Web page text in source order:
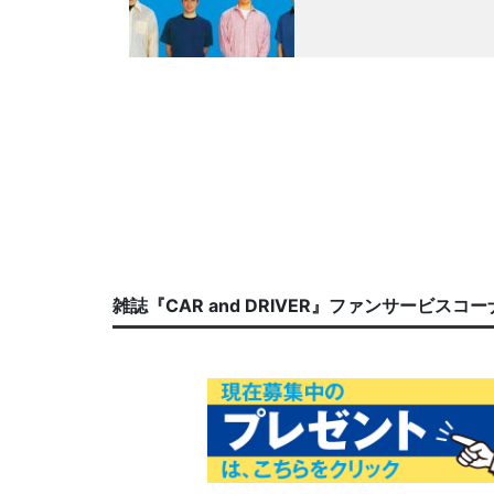
雑誌『CAR and DRIVER』ファンサービスコー